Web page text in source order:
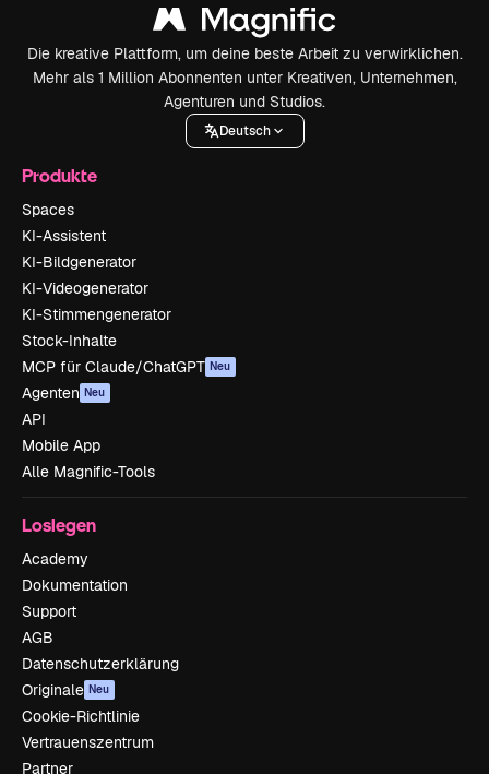
Die kreative Plattform, um deine beste Arbeit zu verwirklichen.
Mehr als 1 Million Abonnenten unter Kreativen, Unternehmen,
Agenturen und Studios.
Deutsch
Produkte
Spaces
KI-Assistent
KI-Bildgenerator
KI-Videogenerator
KI-Stimmengenerator
Stock-Inhalte
MCP für Claude/ChatGPT Neu
Agenten Neu
API
Mobile App
Alle Magnific-Tools
Loslegen
Academy
Dokumentation
Support
AGB
Datenschutzerklärung
Originale Neu
Cookie-Richtlinie
Vertrauenszentrum
Partner